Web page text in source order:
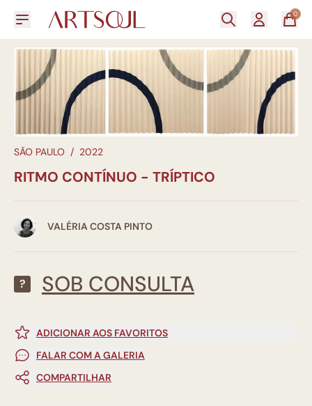
0
SÃO PAULO / 2022
RITMO CONTÍNUO - TRÍPTICO
VALÉRIA COSTA PINTO
? SOB CONSULTA
ADICIONAR AOS FAVORITOS
FALAR COM A GALERIA
COMPARTILHAR